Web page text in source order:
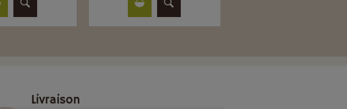
Livraison